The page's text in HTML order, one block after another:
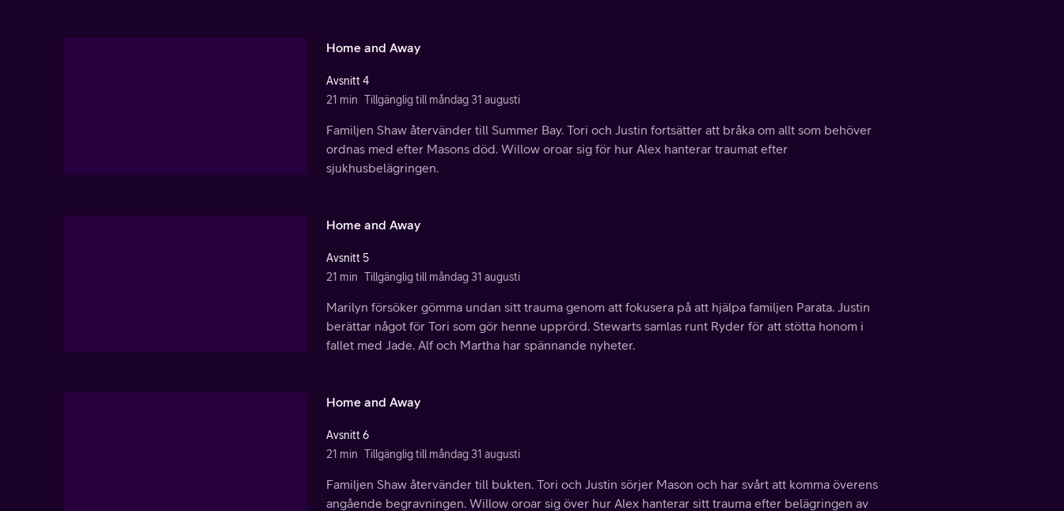
Home and Away
Avsnitt 4
21 min Tillgänglig till måndag 31 augusti
Familjen Shaw återvänder till Summer Bay. Tori och Justin fortsätter att bråka om allt som behöver
ordnas med efter Masons död. Willow oroar sig för hur Alex hanterar traumat efter
sjukhusbelägringen.
Home and Away
Avsnitt 5
21 min Tillgänglig till måndag 31 augusti
Marilyn försöker gömma undan sitt trauma genom att fokusera på att hjälpa familjen Parata. Justin
berättar något för Tori som gör henne upprörd. Stewarts samlas runt Ryder för att stötta honom i
fallet med Jade. Alf och Martha har spännande nyheter.
Home and Away
Avsnitt 6
21 min Tillgänglig till måndag 31 augusti
Familjen Shaw återvänder till bukten. Tori och Justin sörjer Mason och har svårt att komma överens
angående begravningen. Willow oroar sig över hur Alex hanterar sitt trauma efter belägringen av